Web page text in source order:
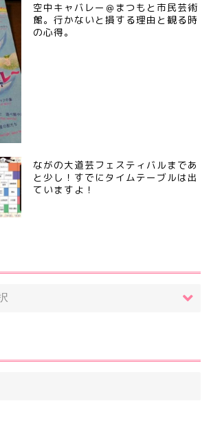
空中キャバレー＠まつもと市民芸術
館。行かないと損する理由と観る時
の心得。
ながの大道芸フェスティバルまであ
と少し！すでにタイムテーブルは出
ていますよ！